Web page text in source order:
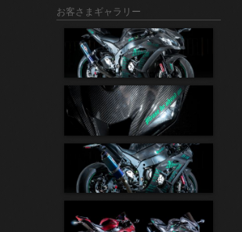
お客さまギャラリー